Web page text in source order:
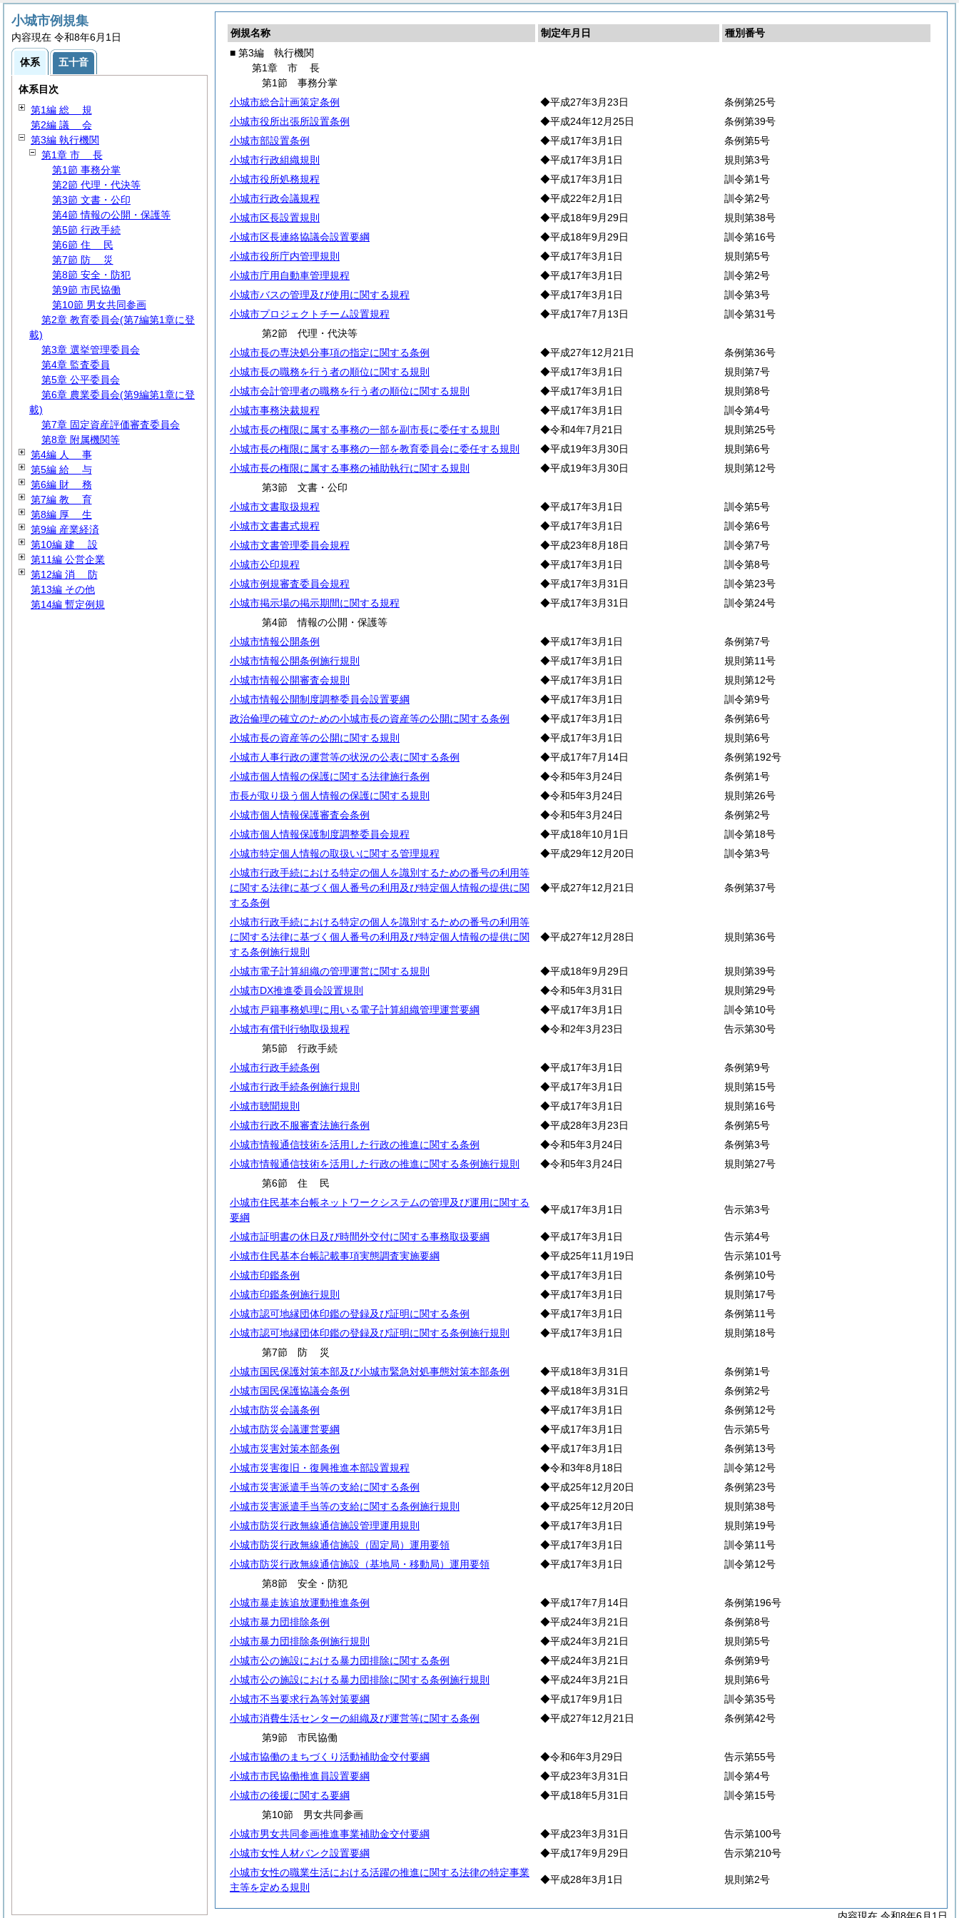
例規名称 制定年月日
種別番号
■ 第3編 執行機関
第1章 市長
第1節 事務分掌
小城市総合計画策定条例
◆平成27年3月23日
条例第25号
小城市役所出張所設置条例
◆平成24年12月25日
条例第39号
小城市部設置条例
◆平成17年3月1日
条例第5号
小城市行政組織規則
◆平成17年3月1日
規則第3号
小城市役所処務規程
◆平成17年3月1日
訓令第1号
小城市行政会議規程
◆平成22年2月1日
訓令第2号
小城市区長設置規則
◆平成18年9月29日
規則第38号
小城市区長連絡協議会設置要綱
◆平成18年9月29日
訓令第16号
小城市役所庁内管理規則
◆平成17年3月1日
規則第5号
小城市庁用自動車管理規程
◆平成17年3月1日
訓令第2号
小城市バスの管理及び使用に関する規程
◆平成17年3月1日
訓令第3号
小城市プロジェクトチーム設置規程
◆平成17年7月13日
訓令第31号
第2節 代理・代決等
小城市長の専決処分事項の指定に関する条例
◆平成27年12月21日
条例第36号
小城市長の職務を行う者の順位に関する規則
◆平成17年3月1日
規則第7号
小城市会計管理者の職務を行う者の順位に関する規則
◆平成17年3月1日
規則第8号
小城市事務決裁規程
◆平成17年3月1日
訓令第4号
小城市長の権限に属する事務の一部を副市長に委任する規則
◆令和4年7月21日
規則第25号
小城市長の権限に属する事務の一部を教育委員会に委任する規則
◆平成19年3月30日
規則第6号
小城市長の権限に属する事務の補助執行に関する規則
◆平成19年3月30日
規則第12号
第3節 文書・公印
小城市文書取扱規程
◆平成17年3月1日
訓令第5号
小城市文書書式規程
◆平成17年3月1日
訓令第6号
小城市文書管理委員会規程
◆平成23年8月18日
訓令第7号
小城市公印規程
◆平成17年3月1日
訓令第8号
小城市例規審査委員会規程
◆平成17年3月31日
訓令第23号
小城市掲示場の掲示期間に関する規程
◆平成17年3月31日
訓令第24号
第4節 情報の公開・保護等
小城市情報公開条例
◆平成17年3月1日
条例第7号
小城市情報公開条例施行規則
◆平成17年3月1日
規則第11号
小城市情報公開審査会規則
◆平成17年3月1日
規則第12号
小城市情報公開制度調整委員会設置要綱
◆平成17年3月1日
訓令第9号
政治倫理の確立のための小城市長の資産等の公開に関する条例
◆平成17年3月1日
条例第6号
小城市長の資産等の公開に関する規則
◆平成17年3月1日
規則第6号
小城市人事行政の運営等の状況の公表に関する条例
◆平成17年7月14日
条例第192号
小城市個人情報の保護に関する法律施行条例
◆令和5年3月24日
条例第1号
市長が取り扱う個人情報の保護に関する規則
◆令和5年3月24日
規則第26号
小城市個人情報保護審査会条例
◆令和5年3月24日
条例第2号
小城市個人情報保護制度調整委員会規程
◆平成18年10月1日
訓令第18号
小城市特定個人情報の取扱いに関する管理規程
◆平成29年12月20日
訓令第3号
小城市行政手続における特定の個人を識別するための番号の利用等
に関する法律に基づく個人番号の利用及び特定個人情報の提供に関
する条例
◆平成27年12月21日 条例第37号
小城市行政手続における特定の個人を識別するための番号の利用等
に関する法律に基づく個人番号の利用及び特定個人情報の提供に関
する条例施行規則
◆平成27年12月28日 規則第36号
小城市電子計算組織の管理運営に関する規則 ◆平成18年9月29日
規則第39号
小城市DX推進委員会設置規則
◆令和5年3月31日
規則第29号
小城市戸籍事務処理に用いる電子計算組織管理運営要綱
◆平成17年3月1日
訓令第10号
小城市有償刊行物取扱規程
◆令和2年3月23日
告示第30号
第5節 行政手続
小城市行政手続条例
◆平成17年3月1日
条例第9号
小城市行政手続条例施行規則
◆平成17年3月1日
規則第15号
小城市聴聞規則
◆平成17年3月1日
規則第16号
小城市行政不服審査法施行条例
◆平成28年3月23日
条例第5号
小城市情報通信技術を活用した行政の推進に関する条例
◆令和5年3月24日
条例第3号
小城市情報通信技術を活用した行政の推進に関する条例施行規則
◆令和5年3月24日
規則第27号
第6節 住
民
小城市住民基本台帳ネットワークシステムの管理及び運用に関する
要綱
◆平成17年3月1日 告示第3号
小城市証明書の休日及び時間外交付に関する事務取扱要綱 ◆平成17年3月1日
告示第4号
小城市住民基本台帳記載事項実態調査実施要綱
◆平成25年11月19日
告示第101号
小城市印鑑条例
◆平成17年3月1日
条例第10号
小城市印鑑条例施行規則
◆平成17年3月1日
規則第17号
小城市認可地縁団体印鑑の登録及び証明に関する条例
◆平成17年3月1日
条例第11号
小城市認可地縁団体印鑑の登録及び証明に関する条例施行規則
◆平成17年3月1日
規則第18号
第7節 防 災
小城市国民保護対策本部及び小城市緊急対処事態対策本部条例
◆平成18年3月31日
条例第1号
小城市国民保護協議会条例
◆平成18年3月31日
条例第2号
小城市防災会議条例
◆平成17年3月1日
条例第12号
小城市防災会議運営要綱
◆平成17年3月1日
告示第5号
小城市災害対策本部条例
◆平成17年3月1日
条例第13号
小城市災害復旧・復興推進本部設置規程
◆令和3年8月18日
訓令第12号
小城市災害派遣手当等の支給に関する条例
◆平成25年12月20日
条例第23号
小城市災害派遣手当等の支給に関する条例施行規則
◆平成25年12月20日
規則第38号
小城市防災行政無線通信施設管理運用規則
◆平成17年3月1日
規則第19号
小城市防災行政無線通信施設（固定局）運用要領
◆平成17年3月1日
訓令第11号
小城市防災行政無線通信施設（基地局・移動局）運用要領
◆平成17年3月1日
訓令第12号
第8節 安全・防犯
小城市暴走族追放運動推進条例
◆平成17年7月14日
条例第196号
小城市暴力団排除条例
◆平成24年3月21日
条例第8号
小城市暴力団排除条例施行規則
◆平成24年3月21日
規則第5号
小城市公の施設における暴力団排除に関する条例
◆平成24年3月21日
条例第9号
小城市公の施設における暴力団排除に関する条例施行規則
◆平成24年3月21日
規則第6号
小城市不当要求行為等対策要綱
◆平成17年9月1日
訓令第35号
小城市消費生活センターの組織及び運営等に関する条例
◆平成27年12月21日
条例第42号
第9節 市民協働
小城市協働のまちづくり活動補助金交付要綱
◆令和6年3月29日
告示第55号
小城市市民協働推進員設置要綱
◆平成23年3月31日
訓令第4号
小城市の後援に関する要綱
◆平成18年5月31日
訓令第15号
第10節 男女共同参画
小城市男女共同参画推進事業補助金交付要綱
◆平成23年3月31日
告示第100号
小城市女性人材バンク設置要綱
◆平成17年9月29日
告示第210号
小城市女性の職業生活における活躍の推進に関する法律の特定事業
主等を定める規則
◆平成28年3月1日 規則第2号
小城市例規集
内容現在 令和8年6月1日
体系 五十音
体系目次
第1編 総 規
第2編 議 会
第3編 執行機関
第1章 市 長
第1節 事務分掌
第2節 代理・代決等
第3節 文書・公印
第4節 情報の公開・保護等
第5節 行政手続
第6節 住
民
第7節 防 災
第8節 安全・防犯
第9節 市民協働
第10節 男女共同参画
第2章 教育委員会(第7編第1章に登
載)
第3章 選挙管理委員会
第4章 監査委員
第5章 公平委員会
第6章 農業委員会(第9編第1章に登
載)
第7章 固定資産評価審査委員会
第8章 附属機関等
第4編 人 事
第5編 給 与
第6編 財 務
第7編 教 育
第8編 厚 生
第9編 産業経済
第10編 建 設
第11編 公営企業
第12編 消 防
第13編 その他
第14編 暫定例規